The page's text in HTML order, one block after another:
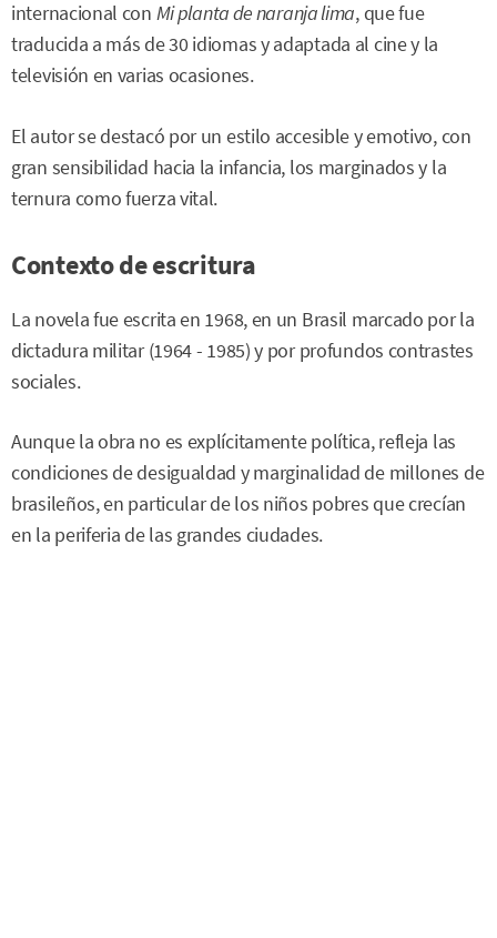
internacional con Mi planta de naranja lima, que fue
traducida a más de 30 idiomas y adaptada al cine y la
televisión en varias ocasiones.
El autor se destacó por un estilo accesible y emotivo, con
gran sensibilidad hacia la infancia, los marginados y la
ternura como fuerza vital.
Contexto de escritura
La novela fue escrita en 1968, en un Brasil marcado por la
dictadura militar (1964 - 1985) y por profundos contrastes
sociales.
Aunque la obra no es explícitamente política, refleja las
condiciones de desigualdad y marginalidad de millones de
brasileños, en particular de los niños pobres que crecían
en la periferia de las grandes ciudades.